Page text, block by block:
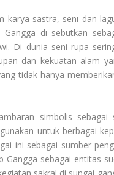
karya sastra, seni dan
di sebutkan
Di dunia seni rupa
dan kekuatan alam
tidak hanya
simbolis sebagai
untuk berbagai
ini sebagai sumber
sebagai entitas